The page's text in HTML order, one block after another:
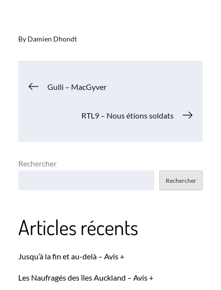
By Damien Dhondt
Navigation
Gulli – MacGyver
RTL9 – Nous étions soldats
Rechercher
Rechercher
Articles récents
Jusqu’à la fin et au-delà – Avis +
Les Naufragés des îles Auckland – Avis +